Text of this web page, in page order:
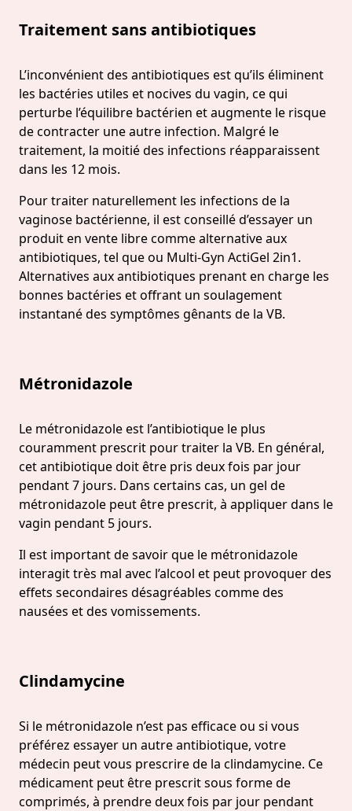
Traitement sans antibiotiques
L’inconvénient des antibiotiques est qu’ils éliminent
les bactéries utiles et nocives du vagin, ce qui
perturbe l’équilibre bactérien et augmente le risque
de contracter une autre infection. Malgré le
traitement, la moitié des infections réapparaissent
dans les 12 mois.
Pour traiter naturellement les infections de la
vaginose bactérienne, il est conseillé d’essayer un
produit en vente libre comme alternative aux
antibiotiques, tel que ou Multi-Gyn ActiGel 2in1.
Alternatives aux antibiotiques prenant en charge les
bonnes bactéries et offrant un soulagement
instantané des symptômes gênants de la VB.
Métronidazole
Le métronidazole est l’antibiotique le plus
couramment prescrit pour traiter la VB. En général,
cet antibiotique doit être pris deux fois par jour
pendant 7 jours. Dans certains cas, un gel de
métronidazole peut être prescrit, à appliquer dans le
vagin pendant 5 jours.
Il est important de savoir que le métronidazole
interagit très mal avec l’alcool et peut provoquer des
effets secondaires désagréables comme des
nausées et des vomissements.
Clindamycine
Si le métronidazole n’est pas efficace ou si vous
préférez essayer un autre antibiotique, votre
médecin peut vous prescrire de la clindamycine. Ce
médicament peut être prescrit sous forme de
comprimés, à prendre deux fois par jour pendant